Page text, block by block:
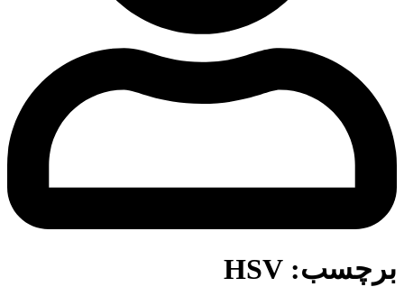
برچسب: HSV